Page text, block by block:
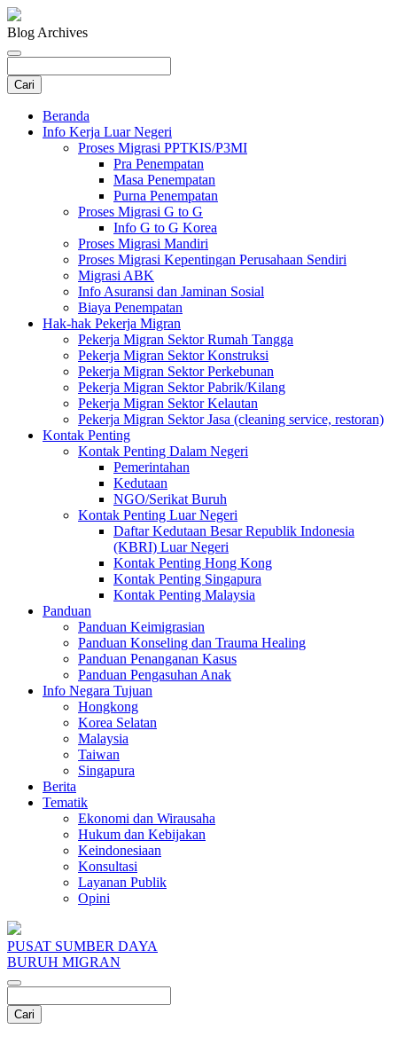
Blog Archives
Beranda
Info Kerja Luar Negeri
Proses Migrasi PPTKIS/P3MI
Pra Penempatan
Masa Penempatan
Purna Penempatan
Proses Migrasi G to G
Info G to G Korea
Proses Migrasi Mandiri
Proses Migrasi Kepentingan Perusahaan Sendiri
Migrasi ABK
Info Asuransi dan Jaminan Sosial
Biaya Penempatan
Hak-hak Pekerja Migran
Pekerja Migran Sektor Rumah Tangga
Pekerja Migran Sektor Konstruksi
Pekerja Migran Sektor Perkebunan
Pekerja Migran Sektor Pabrik/Kilang
Pekerja Migran Sektor Kelautan
Pekerja Migran Sektor Jasa (cleaning service, restoran)
Kontak Penting
Kontak Penting Dalam Negeri
Pemerintahan
Kedutaan
NGO/Serikat Buruh
Kontak Penting Luar Negeri
Daftar Kedutaan Besar Republik Indonesia
(KBRI) Luar Negeri
Kontak Penting Hong Kong
Kontak Penting Singapura
Kontak Penting Malaysia
Panduan
Panduan Keimigrasian
Panduan Konseling dan Trauma Healing
Panduan Penanganan Kasus
Panduan Pengasuhan Anak
Info Negara Tujuan
Hongkong
Korea Selatan
Malaysia
Taiwan
Singapura
Berita
Tematik
Ekonomi dan Wirausaha
Hukum dan Kebijakan
Keindonesiaan
Konsultasi
Layanan Publik
Opini
PUSAT SUMBER DAYA
BURUH MIGRAN